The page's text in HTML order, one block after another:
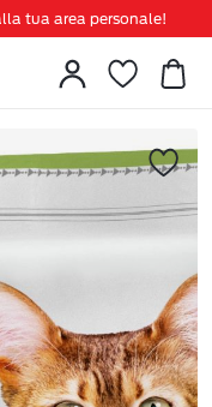
tua area personale!
non perderteli!
da 49 €